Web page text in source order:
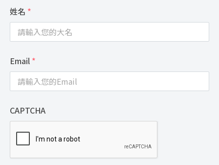
姓名 *
Email *
CAPTCHA